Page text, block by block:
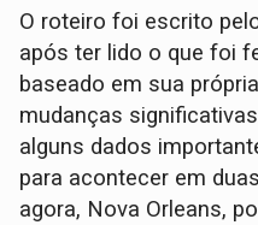
O roteiro foi escrito
após ter lido o que foi
baseado em sua
mudanças
alguns dados
para acontecer em
agora, Nova Orleans,